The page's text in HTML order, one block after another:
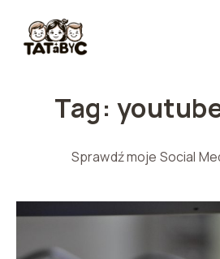
Tag:
Sprawdź moje Social